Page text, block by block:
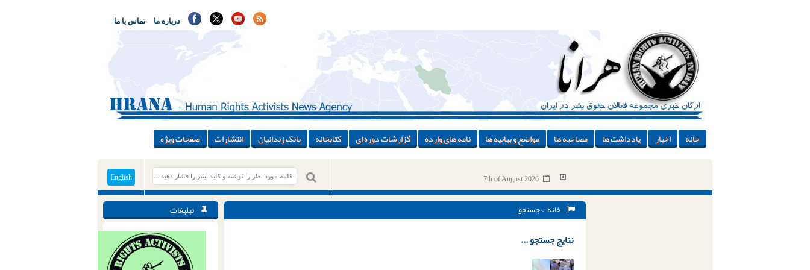
تماس با ما درباره ما
خانه اخبار یادداشت ها مصاحبه ها مواضع و بیانیه ها نامه های وارده گزارشات دوره ای کتابخانه بانک زندانیان انتشارات صفحات ویژه
English 7th of August 2026
تبلیغات خانه > جستجو
نتایج جستجو ...